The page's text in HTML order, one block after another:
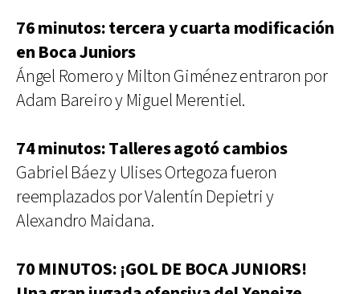
76 minutos: tercera y cuarta modificación
en Boca Juniors
Ángel Romero y Milton Giménez entraron por
Adam Bareiro y Miguel Merentiel.
74 minutos: Talleres agotó cambios
Gabriel Báez y Ulises Ortegoza fueron
reemplazados por Valentín Depietri y
Alexandro Maidana.
70 MINUTOS: ¡GOL DE BOCA JUNIORS!